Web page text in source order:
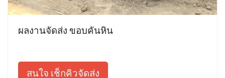
ผลงานจัดส่ง ขอบคันหิน
สนใจ เช็กคิวจัดส่ง